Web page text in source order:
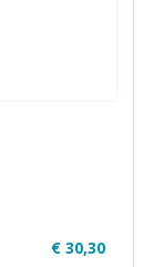
€ 30,30